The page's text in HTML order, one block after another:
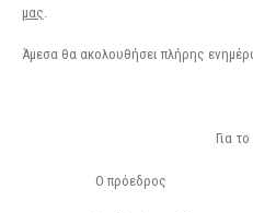
μας
Άμεσα θα ακολουθήσει πλήρης
Για
Ο πρόεδρος Η